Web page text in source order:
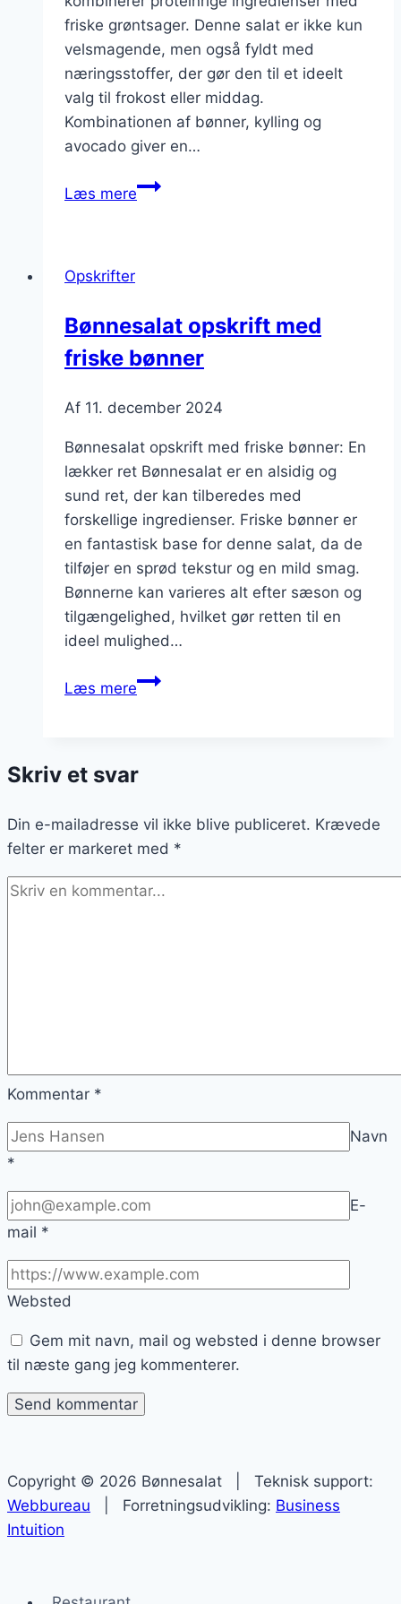
friske grøntsager. Denne salat er ikke kun
velsmagende, men også fyldt med
næringsstoffer, der gør den til et ideelt
valg til frokost eller middag.
Kombinationen af bønner, kylling og
avocado giver en…
Læs mereBønnesalat
Opskrifter
Bønnesalat opskrift med
friske bønner
Af 11. december 2024
Bønnesalat opskrift med friske bønner: En
lækker ret Bønnesalat er en alsidig og
sund ret, der kan tilberedes med
forskellige ingredienser. Friske bønner er
en fantastisk base for denne salat, da de
tilføjer en sprød tekstur og en mild smag.
Bønnerne kan varieres alt efter sæson og
tilgængelighed, hvilket gør retten til en
ideel mulighed…
Læs mereBønnesalat
bønner
Skriv et svar
Din e-mailadresse vil ikke blive publiceret. Krævede
felter er markeret med *
Kommentar *
Navn
*
E-
mail *
Websted
Gem mit navn, mail og websted i denne browser
til næste gang jeg kommenterer.
Copyright © 2026 Bønnesalat | Teknisk support:
Webbureau | Forretningsudvikling: Business
Intuition